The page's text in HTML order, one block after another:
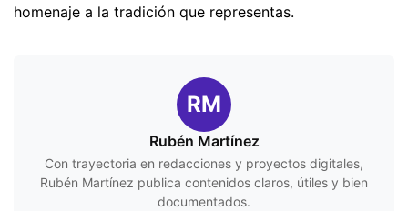
homenaje a la tradición que representas.
RM
Rubén Martínez
Con trayectoria en redacciones y proyectos digitales,
Rubén Martínez publica contenidos claros, útiles y bien
documentados.